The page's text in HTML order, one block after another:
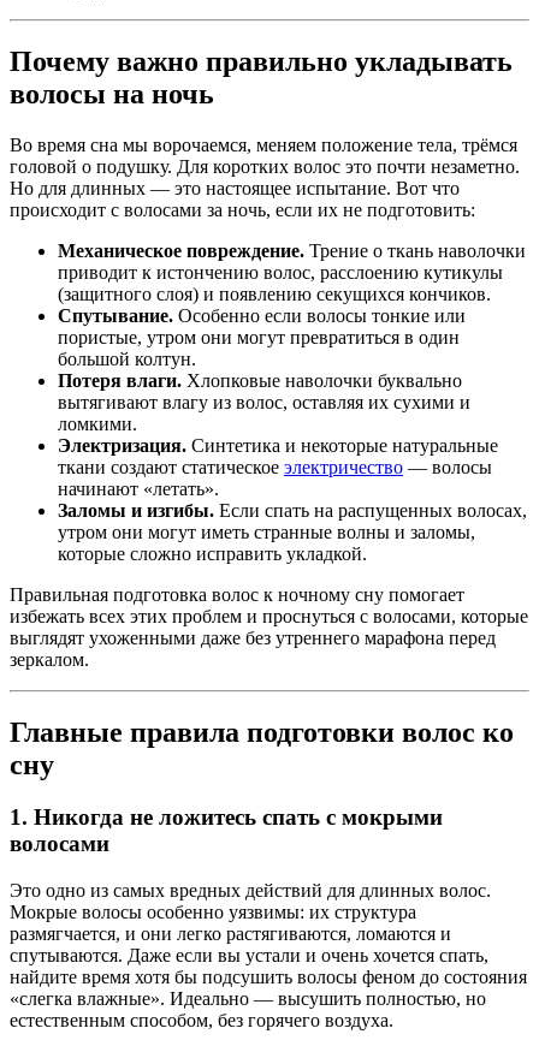
Почему важно правильно укладывать
волосы на ночь
Во время сна мы ворочаемся, меняем положение тела, трёмся
головой о подушку. Для коротких волос это почти незаметно.
Но для длинных — это настоящее испытание. Вот что
происходит с волосами за ночь, если их не подготовить:
Механическое повреждение. Трение о ткань наволочки
приводит к истончению волос, расслоению кутикулы
(защитного слоя) и появлению секущихся кончиков.
Спутывание. Особенно если волосы тонкие или
пористые, утром они могут превратиться в один
большой колтун.
Потеря влаги. Хлопковые наволочки буквально
вытягивают влагу из волос, оставляя их сухими и
ломкими.
Электризация. Синтетика и некоторые натуральные
ткани создают статическое электричество — волосы
начинают «летать».
Заломы и изгибы. Если спать на распущенных волосах,
утром они могут иметь странные волны и заломы,
которые сложно исправить укладкой.
Правильная подготовка волос к ночному сну помогает
избежать всех этих проблем и проснуться с волосами, которые
выглядят ухоженными даже без утреннего марафона перед
зеркалом.
Главные правила подготовки волос ко
сну
1. Никогда не ложитесь спать с мокрыми
волосами
Это одно из самых вредных действий для длинных волос.
Мокрые волосы особенно уязвимы: их структура
размягчается, и они легко растягиваются, ломаются и
спутываются. Даже если вы устали и очень хочется спать,
найдите время хотя бы подсушить волосы феном до состояния
«слегка влажные». Идеально — высушить полностью, но
естественным способом, без горячего воздуха.